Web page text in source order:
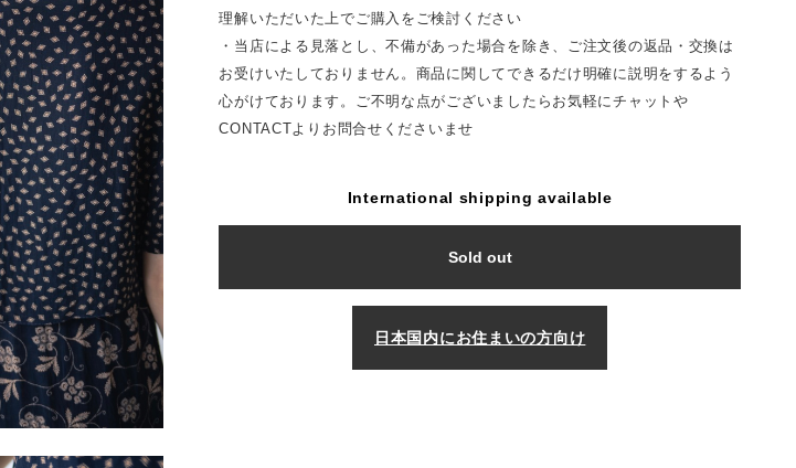
理解いただいた上でご購入をご検討ください
・当店による見落とし、不備があった場合を除き、ご注文後の返品・交換は
お受けいたしておりません。商品に関してできるだけ明確に説明をするよう
心がけております。ご不明な点がございましたらお気軽にチャットや
CONTACTよりお問合せくださいませ
International shipping available
Sold out
日本国内にお住まいの方向け